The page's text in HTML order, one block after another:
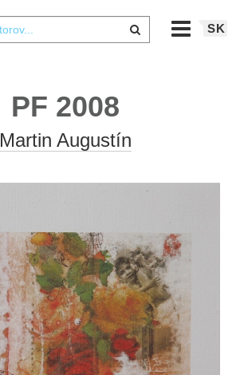
SK
PF 2008
Martin Augustín